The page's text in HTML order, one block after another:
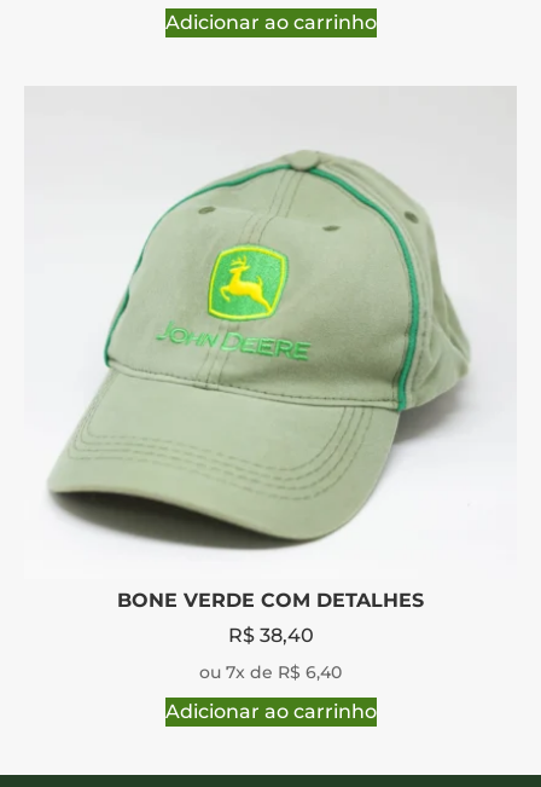
Adicionar ao carrinho
BONE VERDE COM DETALHES
R$38,40
ou 7x de R$ 6,40
Adicionar ao carrinho